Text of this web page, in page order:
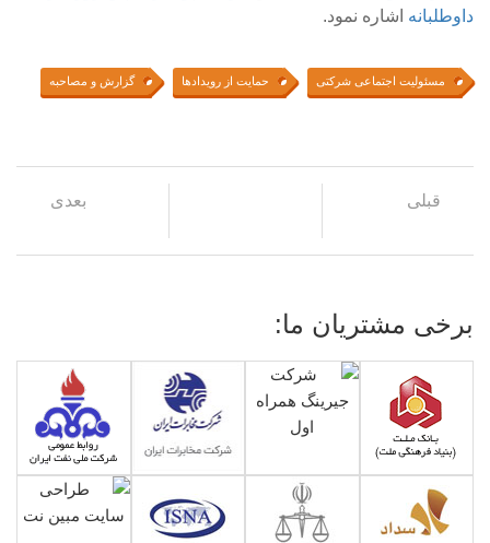
داوطلبانه اشاره نمود.
مسئولیت اجتماعی شرکتی حمایت از رویدادها گزارش و مصاحبه
قبلی بعدی
برخی مشتریان ما: